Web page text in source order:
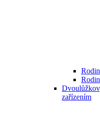
zařízením